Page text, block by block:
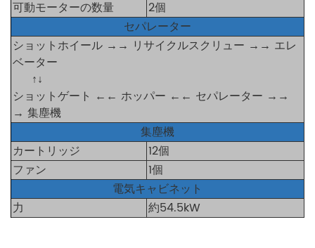
可動モーターの数量
2個
セパレーター
ショットホイール →→ リサイクルスクリュー →→ エレ
ベーター
↑↓
ショットゲート ←← ホッパー ←← セパレーター →→
→ 集塵機
集塵機
カートリッジ
12個
ファン
1個
電気キャビネット
力
約54.5kW